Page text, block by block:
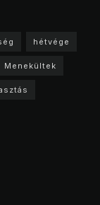
hétvége
Menekültek